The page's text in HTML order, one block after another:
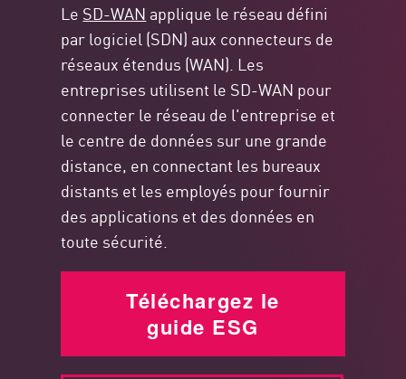
Le SD-WAN applique le réseau défini
par logiciel (SDN) aux connecteurs de
réseaux étendus (WAN). Les
entreprises utilisent le SD-WAN pour
connecter le réseau de l'entreprise et
le centre de données sur une grande
distance, en connectant les bureaux
distants et les employés pour fournir
des applications et des données en
toute sécurité.
Téléchargez le
guide ESG